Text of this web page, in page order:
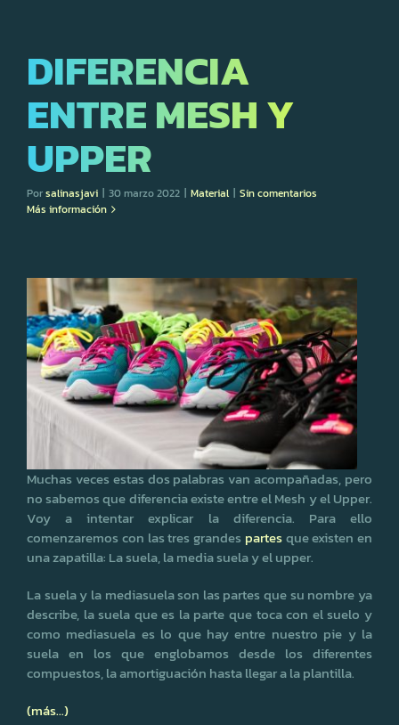
DIFERENCIA
ENTRE MESH Y
UPPER
Porsalinasjavi 30 marzo 2022 Material
Sin comentarios
Más información
Muchas veces estas dos palabras van acompañadas, pero
no sabemos que diferencia existe entre el Mesh y el Upper.
Voy a intentar explicar la diferencia. Para ello
comenzaremos con las tres grandes partesque existen en
una zapatilla: La suela, la media suela y el upper.
La suela y la mediasuela son las partes que su nombre ya
describe, la suela que es la parte que toca con el suelo y
como mediasuela es lo que hay entre nuestro pie y la
suela en los que englobamos desde los diferentes
compuestos, la amortiguación hasta llegar a la plantilla.
(más…)